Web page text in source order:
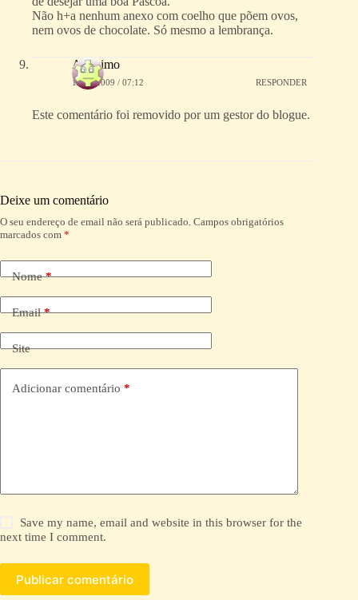
Não h+a nenhum anexo com coelho que põem ovos,
nem ovos de chocolate. Só mesmo a lembrança.
Anónimo
12/04/2009 / 07:12 RESPONDER
Este comentário foi removido por um gestor do blogue.
Deixe um comentário
O seu endereço de email não será publicado. Campos obrigatórios
marcados com *
Nome*
Email*
Site
Adicionar comentário *
Save my name, email and website in this browser for the
next time I comment.
Publicar comentário
A
l
r
n
v
e